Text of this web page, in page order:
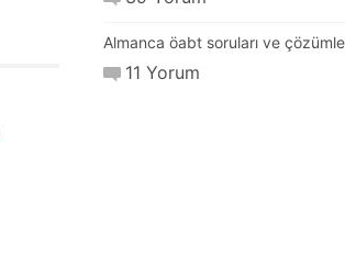
Almanca öabt soruları ve
11 Yorum